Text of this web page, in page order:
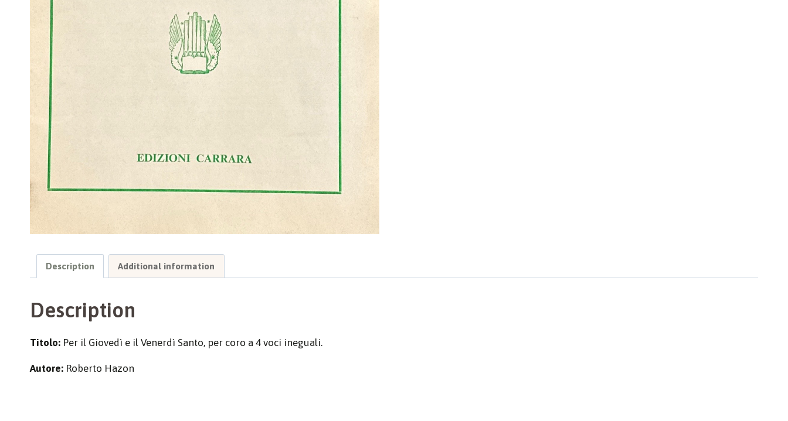
Description Additional information
Description
Titolo: Per il Giovedì e il Venerdì Santo, per coro a 4 voci ineguali.
Autore: Roberto Hazon